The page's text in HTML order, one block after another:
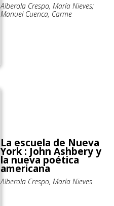
Alberola Crespo, María Nieves;
Manuel Cuenca, Carme
La escuela de Nueva
York : John Ashbery y
la nueva poética
americana
Alberola Crespo, María Nieves